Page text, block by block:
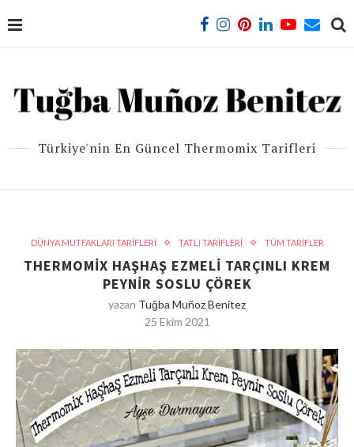
Türkiye'nin En Güncel Thermomix Tarifleri
DÜNYA MUTFAKLARI TARİFLERİ TATLI TARİFLERİ TÜM TARİFLER
THERMOMIX HAŞHAŞ EZMELI TARÇINLI KREM
PEYNIR SOSLU ÇÖREK
yazan Tuğba Muñoz Benitez
25 Ekim 2021